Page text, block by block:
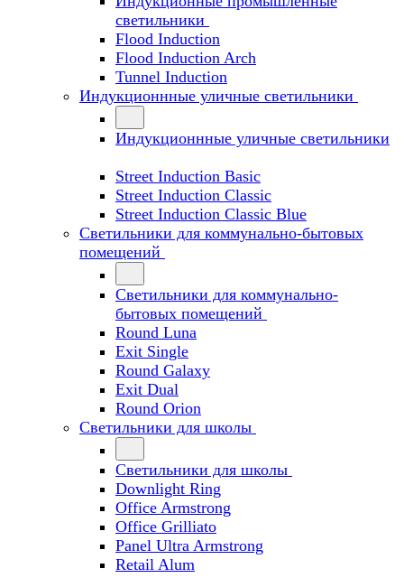
светильники
Flood Induction
Flood Induction Arch
Tunnel Induction
Индукционнные уличные светильники
Индукционнные уличные светильники
Street Induction Basic
Street Induction Classic
Street Induction Classic Blue
Светильники для коммунально-бытовых
помещений
Светильники для коммунально-
бытовых помещений
Round Luna
Exit Single
Round Galaxy
Exit Dual
Round Orion
Светильники для школы
Светильники для школы
Downlight Ring
Office Armstrong
Office Grilliato
Panel Ultra Armstrong
Retail Alum